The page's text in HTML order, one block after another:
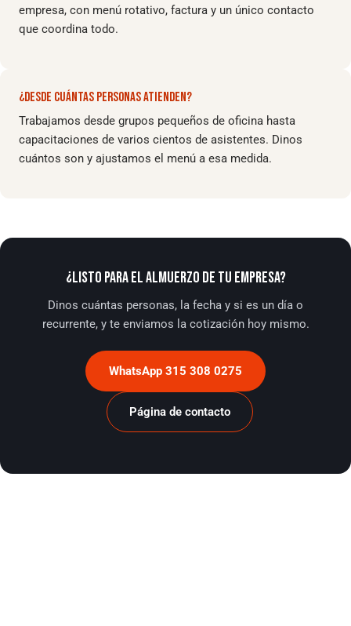
empresa, con menú rotativo, factura y un único contacto
que coordina todo.
¿DESDE CUÁNTAS PERSONAS ATIENDEN?
Trabajamos desde grupos pequeños de oficina hasta
capacitaciones de varios cientos de asistentes. Dinos
cuántos son y ajustamos el menú a esa medida.
¿LISTO PARA EL ALMUERZO DE TU EMPRESA?
Dinos cuántas personas, la fecha y si es un día o
recurrente, y te enviamos la cotización hoy mismo.
WhatsApp 315 308 0275
Página de contacto